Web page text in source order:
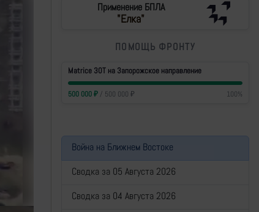
Применение БПЛА
"Елка"
ПОМОЩЬ ФРОНТУ
Matrice 30T на Запорожское направление
500 000₽/ 500 000 ₽ 100%
Война на Ближнем Востоке
Сводка за 05 Августа 2026
Сводка за 04 Августа 2026